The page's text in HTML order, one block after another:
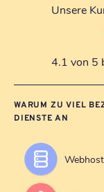
Unsere
4.1 von 5
WARUM ZU VIEL
DIENSTE AN